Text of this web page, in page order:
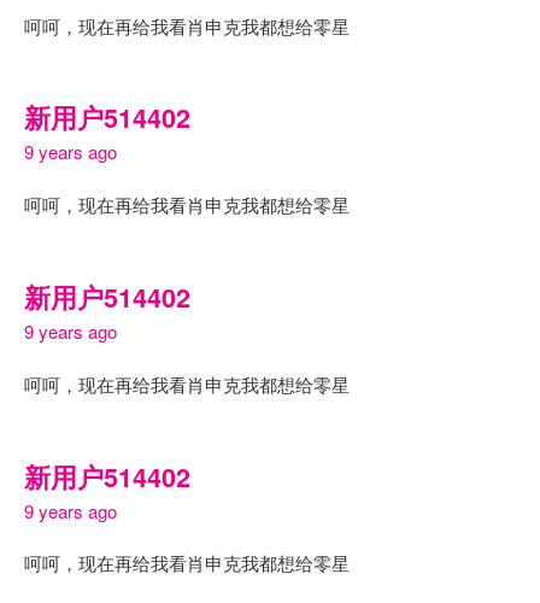
呵呵，现在再给我看肖申克我都想给零星
新用户514402
9 years ago
呵呵，现在再给我看肖申克我都想给零星
新用户514402
9 years ago
呵呵，现在再给我看肖申克我都想给零星
新用户514402
9 years ago
呵呵，现在再给我看肖申克我都想给零星